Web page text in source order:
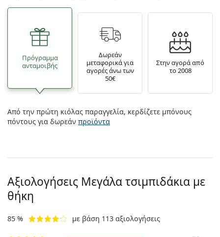
Πρόγραμμα
ανταμοιβής
Δωρεάν
μεταφορικά για
αγορές άνω των
50€
Στην αγορά από
το 2008
Από την πρώτη κιόλας παραγγελία, κερδίζετε μπόνους
πόντους για δωρεάν προϊόντα
Αξιολογήσεις Μεγάλα τσιμπιδάκια με
θήκη
85 % με βάση 113 αξιολογήσεις